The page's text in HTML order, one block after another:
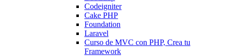
Codeigniter
Cake PHP
Foundation
Laravel
Curso de MVC con PHP, Crea tu
Framework